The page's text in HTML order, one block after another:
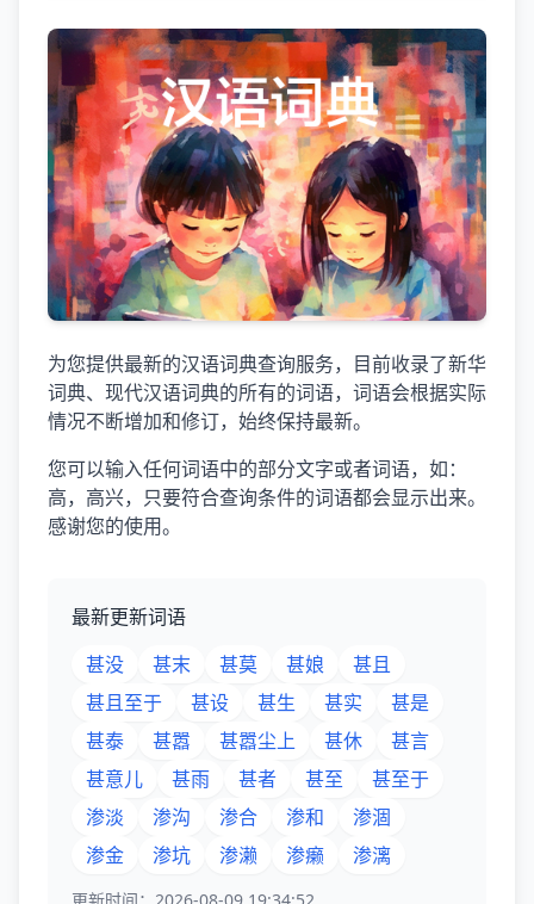
为您提供最新的汉语词典查询服务，目前收录了新华
词典、现代汉语词典的所有的词语，词语会根据实际
情况不断增加和修订，始终保持最新。
您可以输入任何词语中的部分文字或者词语，如：
高，高兴，只要符合查询条件的词语都会显示出来。
感谢您的使用。
最新更新词语
甚没
甚末 甚莫 甚娘
甚且
甚且至于
甚设 甚生 甚实
甚是
甚泰
甚嚣 甚嚣尘上 甚休
甚言
甚意儿
甚雨 甚者 甚至
甚至于
渗淡
渗沟 渗合 渗和
渗涸
渗金
渗坑 渗濑 渗癞 渗漓
更新时间：2026-08-09 19:34:52